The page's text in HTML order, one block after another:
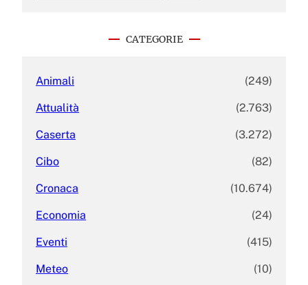
CATEGORIE
Animali (249)
Attualità (2.763)
Caserta (3.272)
Cibo (82)
Cronaca (10.674)
Economia (24)
Eventi (415)
Meteo (10)